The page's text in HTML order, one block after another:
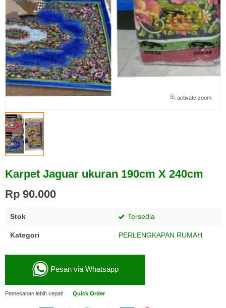
activate zoom
Karpet Jaguar ukuran 190cm X 240cm
Rp 90.000
Stok Tersedia
Kategori PERLENGKAPAN RUMAH
Pesan via Whatsapp
Pemesanan lebih cepat! Quick Order